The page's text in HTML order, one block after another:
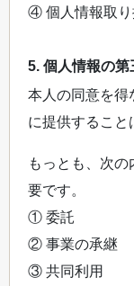
④ 個人情報取り
5. 個人情報の
本人の同意を得
に提供すること
もっとも、次
要です。
① 委託
② 事業の承継
③ 共同利用